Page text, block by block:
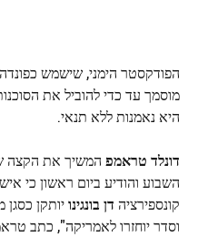
הפודקסטר הימני, שישמש
מוסמך עד כדי להוביל את
היא נאמנות ללא תנאי.
דונלד טראמפ המשיך את הקצה
השבוע והודיע ​​ביום ראשון כי
קונספירציה דן בונגינו
וסדר יוחזרו לאמריקה", כתב